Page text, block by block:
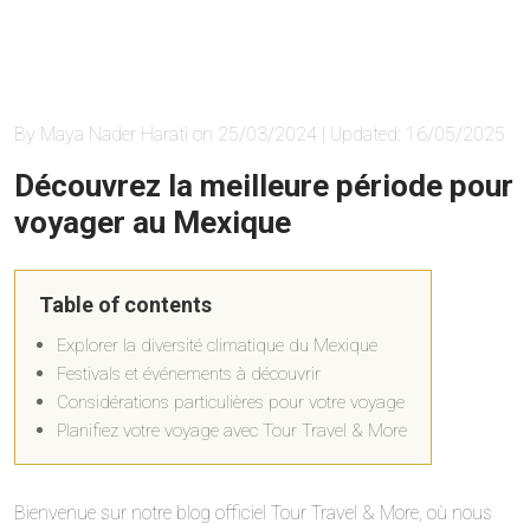
By Maya Nader Harati on 25/03/2024 | Updated: 16/05/2025
Découvrez la meilleure période pour
voyager au Mexique
Table of contents
Explorer la diversité climatique du Mexique
Festivals et événements à découvrir
Considérations particulières pour votre voyage
Planifiez votre voyage avec Tour Travel & More
Bienvenue sur notre blog officiel Tour Travel & More, où nous